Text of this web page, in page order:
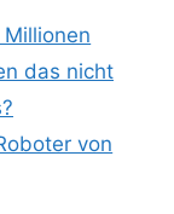
das nicht
von